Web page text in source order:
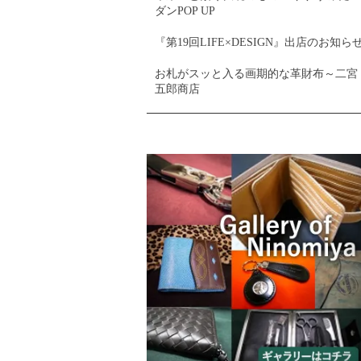
ダンPOP UP
『第19回LIFE×DESIGN』出店のお知ら
お札がスッと入る画期的な革財布～二宮
五郎商店